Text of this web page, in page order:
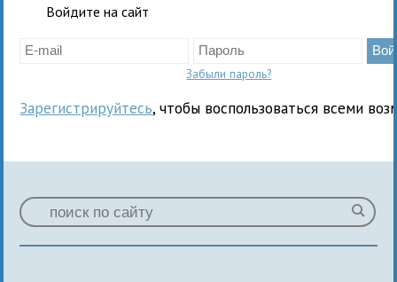
Войдите на сайт
Забыли пароль?
Зарегистрируйтесь, чтобы воспользоваться всеми